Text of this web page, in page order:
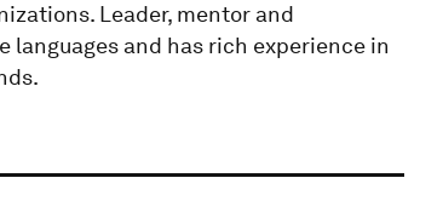
Leader, mentor and
and has rich experience in